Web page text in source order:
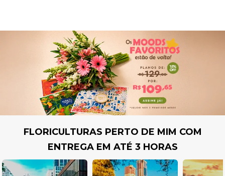
FLORICULTURAS PERTO DE MIM COM
ENTREGA EM ATÉ 3 HORAS